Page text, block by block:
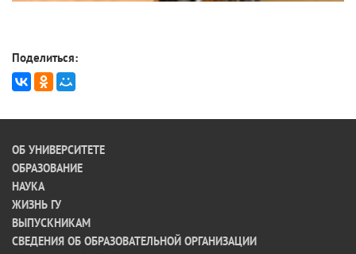
Поделиться:
ОБ УНИВЕРСИТЕТЕ
ОБРАЗОВАНИЕ
НАУКА
ЖИЗНЬ ГУ
ВЫПУСКНИКАМ
СВЕДЕНИЯ ОБ ОБРАЗОВАТЕЛЬНОЙ ОРГАНИЗАЦИИ